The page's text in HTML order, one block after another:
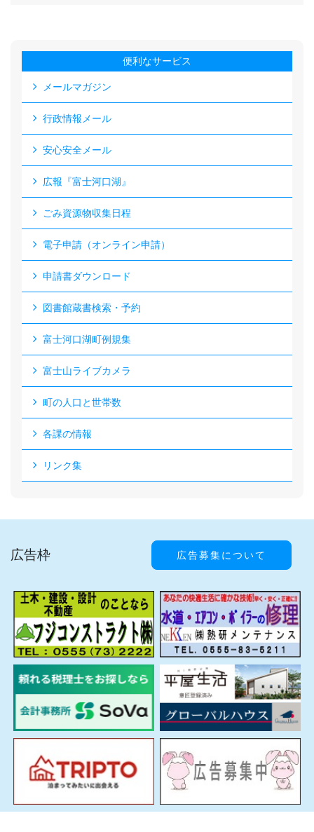
便利なサービス
メールマガジン
行政情報メール
安心安全メール
広報『富士河口湖』
ごみ資源物収集日程
電子申請（オンライン申請）
申請書ダウンロード
図書館蔵書検索・予約
富士河口湖町例規集
富士山ライブカメラ
町の人口と世帯数
各課の情報
リンク集
広告枠 広告募集について